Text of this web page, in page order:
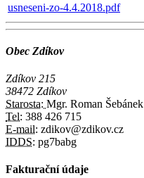
usneseni-zo-4.4.2018.pdf
Obec Zdíkov
Zdíkov 215
38472 Zdíkov
Starosta: Mgr. Roman Šebánek
Tel: 388 426 715
E-mail: zdikov@zdikov.cz
IDDS: pg7babg
Fakturační údaje